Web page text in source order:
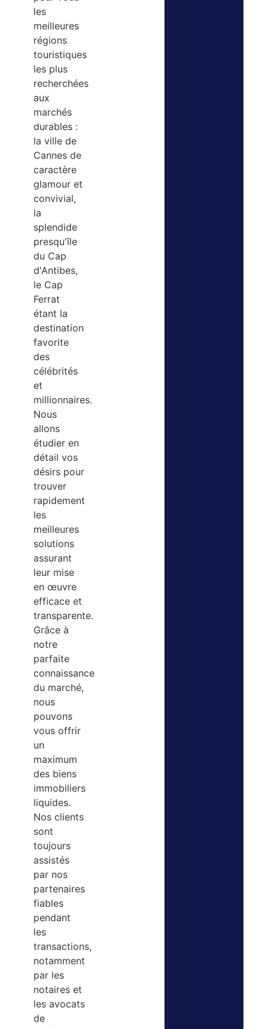
les
meilleures
régions
touristiques
les plus
recherchées
aux
marchés
durables :
la ville de
Cannes de
caractère
glamour et
convivial,
la
splendide
presqu'île
du Cap
d'Antibes,
le Cap
Ferrat
étant la
destination
favorite
des
célébrités
et
millionnaires.
Nous
allons
étudier en
détail vos
désirs pour
trouver
rapidement
les
meilleures
solutions
assurant
leur mise
en œuvre
efficace et
transparente.
Grâce à
notre
parfaite
connaissance
du marché,
nous
pouvons
vous offrir
un
maximum
des biens
immobiliers
liquides.
Nos clients
sont
toujours
assistés
par nos
partenaires
fiables
pendant
les
transactions,
notamment
par les
notaires et
les avocats
de